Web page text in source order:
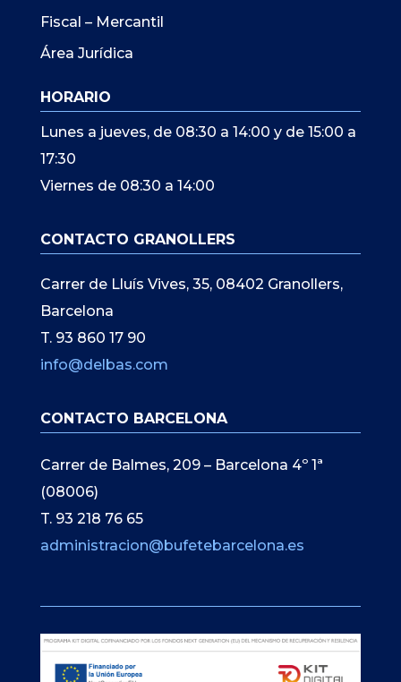
Fiscal – Mercantil
Área Jurídica
HORARIO
Lunes a jueves, de 08:30 a 14:00 y de 15:00 a
17:30
Viernes de 08:30 a 14:00
CONTACTO GRANOLLERS
Carrer de Lluís Vives, 35, 08402 Granollers,
Barcelona
T. 93 860 17 90
info@delbas.com
CONTACTO BARCELONA
Carrer de Balmes, 209 – Barcelona 4º 1ª
(08006)
T. 93 218 76 65
administracion@bufetebarcelona.es